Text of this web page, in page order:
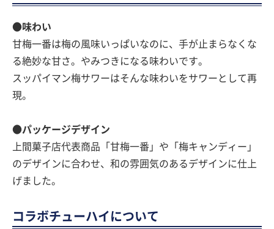
●味わい
甘梅一番は梅の風味いっぱいなのに、手が止まらなくな
る絶妙な甘さ。やみつきになる味わいです。
スッパイマン梅サワーはそんな味わいをサワーとして再
現。
●パッケージデザイン
上間菓子店代表商品「甘梅一番」や「梅キャンディー」
のデザインに合わせ、和の雰囲気のあるデザインに仕上
げました。
コラボチューハイについて